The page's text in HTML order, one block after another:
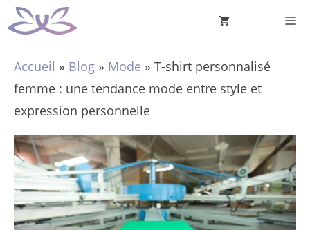
Aller
au
Accueil » Blog » Mode » T-shirt personnalisé
femme : une tendance mode entre style et
expression personnelle